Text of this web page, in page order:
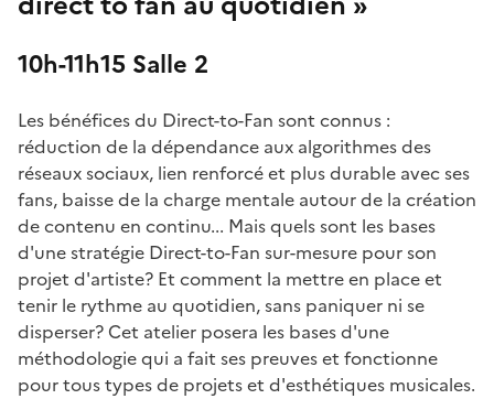
10h-11h15 Salle 2
Les bénéfices du Direct-to-Fan sont connus :
réduction de la dépendance aux algorithmes des
réseaux sociaux, lien renforcé et plus durable avec ses
fans, baisse de la charge mentale autour de la création
de contenu en continu... Mais quels sont les bases
d'une stratégie Direct-to-Fan sur-mesure pour son
projet d'artiste? Et comment la mettre en place et
tenir le rythme au quotidien, sans paniquer ni se
disperser? Cet atelier posera les bases d'une
méthodologie qui a fait ses preuves et fonctionne
pour tous types de projets et d'esthétiques musicales.